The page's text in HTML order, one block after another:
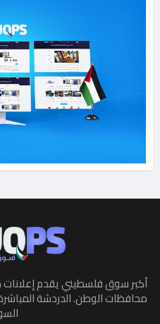
أكبر سوق فلسطيني يقدم
محافظات الوطن. الدردشة